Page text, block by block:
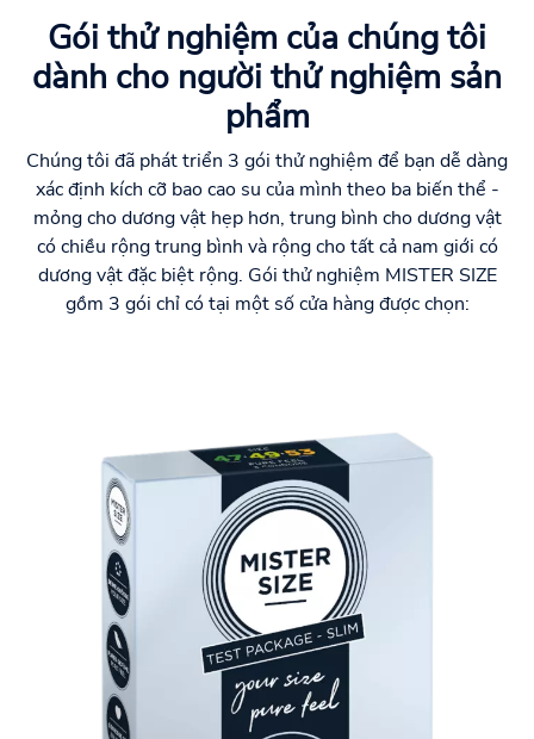
Gói thử nghiệm của chúng tôi
dành cho người thử nghiệm sản
phẩm
Chúng tôi đã phát triển 3 gói thử nghiệm để bạn dễ dàng
xác định kích cỡ bao cao su của mình theo ba biến thể -
mỏng cho dương vật hẹp hơn, trung bình cho dương vật
có chiều rộng trung bình và rộng cho tất cả nam giới có
dương vật đặc biệt rộng. Gói thử nghiệm MISTER SIZE
gồm 3 gói chỉ có tại một số cửa hàng được chọn: